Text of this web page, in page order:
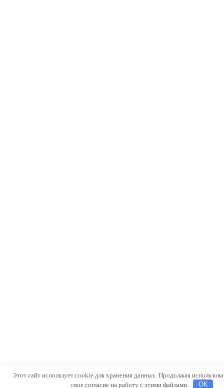
Этот сайт использует cookie для хранения данных. Продолжая
свое согласие на работу с этими файлами.
OK